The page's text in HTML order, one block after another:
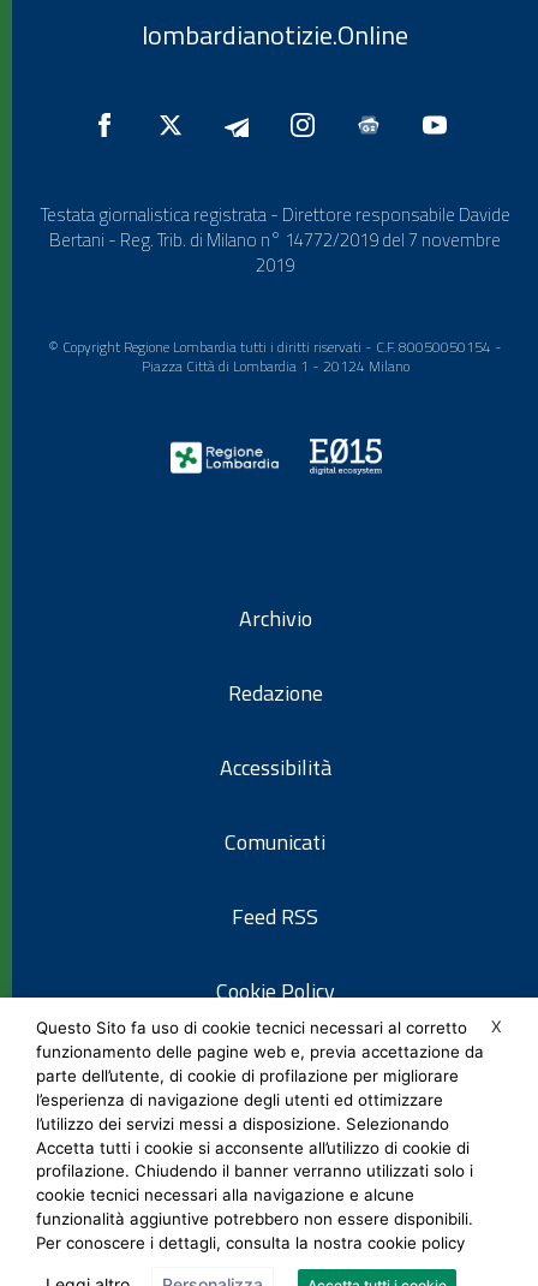
lombardianotizie.Online
Testata giornalistica registrata - Direttore responsabile Davide
Bertani - Reg. Trib. di Milano n° 14772/2019 del 7 novembre
2019
© Copyright Regione Lombardia tutti i diritti riservati - C.F. 80050050154 -
Piazza Città di Lombardia 1 - 20124 Milano
Archivio
Redazione
Accessibilità
Comunicati
Feed RSS
Cookie Policy
Informativa privacy
Note legali
Social Media Policy
X
Questo Sito fa uso di cookie tecnici necessari al corretto
funzionamento delle pagine web e, previa accettazione da
parte dell’utente, di cookie di profilazione per migliorare
l’esperienza di navigazione degli utenti ed ottimizzare
l’utilizzo dei servizi messi a disposizione. Selezionando
Accetta tutti i cookie si acconsente all’utilizzo di cookie di
profilazione. Chiudendo il banner verranno utilizzati solo i
cookie tecnici necessari alla navigazione e alcune
funzionalità aggiuntive potrebbero non essere disponibili.
Per conoscere i dettagli, consulta la nostra cookie policy